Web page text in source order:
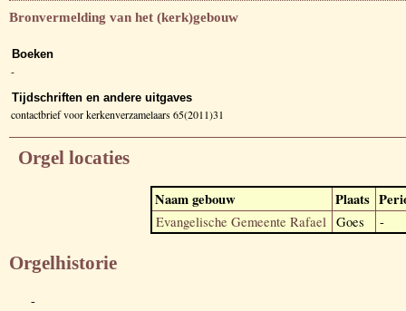
Bronvermelding van het (kerk)gebouw
Boeken
-
Tijdschriften en andere uitgaves
contactbrief voor kerkenverzamelaars 65(2011)31
Orgel locaties
Naam gebouw Plaats
Evangelische Gemeente Rafael Goes -
Orgelhistorie
-